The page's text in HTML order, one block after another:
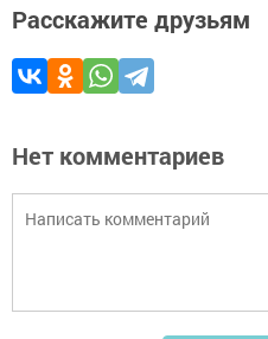
Расскажите друзьям
Нет комментариев